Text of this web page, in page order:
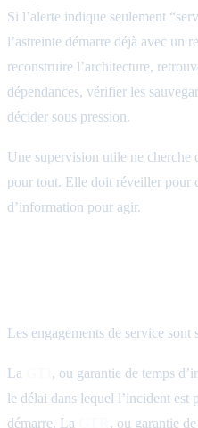
Si l’alerte indique seulement
l’astreinte démarre déjà avec un
reconstruire l’architecture,
dépendances, vérifier les
décider sous pression.
Une supervision utile ne cherche
pour tout. Elle doit réveiller pour
d’information pour agir.
Les engagements de service sont
La
, ou garantie de temps
le délai dans lequel l’incident est
démarre. La
, ou garantie